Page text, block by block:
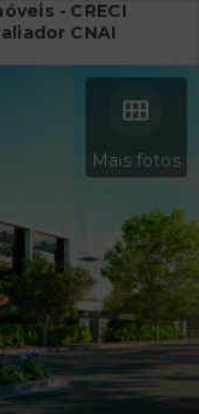
- CRECI
CNAI
Mais fotos